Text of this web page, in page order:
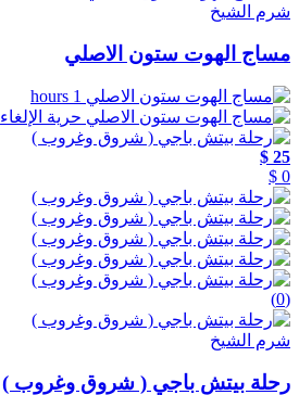
شرم الشيخ
مساج الهوت ستون الاصلي
1 hours
حرية الإلغاء
25 $
0 $
(0)
شرم الشيخ
رحلة بيتش باجي ( شروق وغروب )